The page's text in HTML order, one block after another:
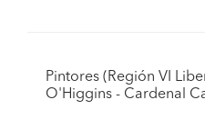
Pintores (Región VI
O'Higgins - Cardenal